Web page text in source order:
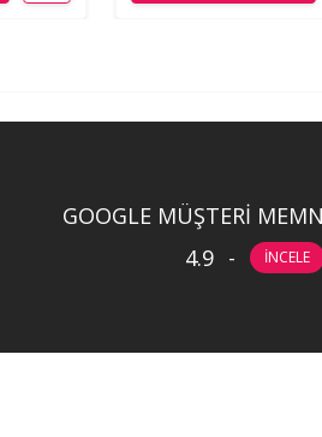
GOOGLE MÜŞTERİ
4.9 - İNCELE